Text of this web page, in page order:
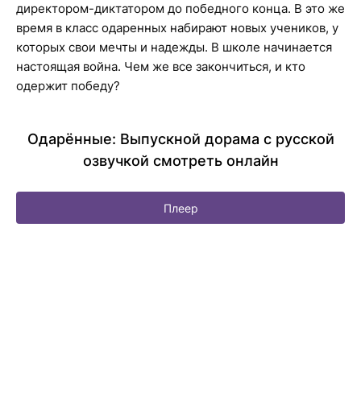
директором-диктатором до победного конца. В это же
время в класс одаренных набирают новых учеников, у
которых свои мечты и надежды. В школе начинается
настоящая война. Чем же все закончиться, и кто
одержит победу?
Одарённые: Выпускной дорама с русской
озвучкой смотреть онлайн
Плеер